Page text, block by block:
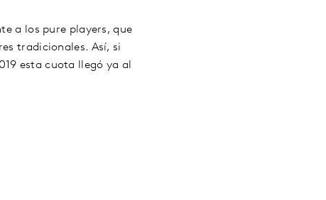
a los pure players, que
tradicionales. Así, si
esta cuota llegó ya al